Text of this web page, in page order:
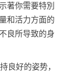
著你需要特別
和活力方面的
良所导致的身
良好的姿势，